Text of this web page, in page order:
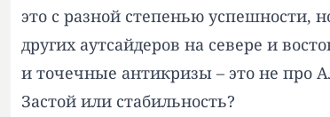
это с разной степенью успешности,
других аутсайдеров на севере и
и точечные антикризы – это не про
Застой или стабильность?